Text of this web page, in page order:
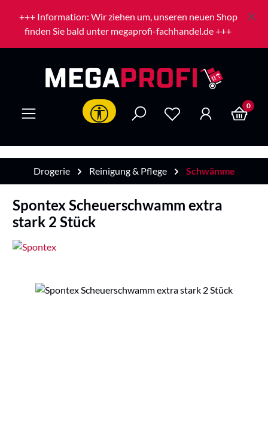
Zum Hauptinhalt springen
+++ Information: Wir ziehen um, unseren neuen Shop
finden Sie bald unter megaprofi-fachhandel.de +++
Werkzeugleiste anzeigen 0
Drogerie Reinigung & Pflege Schwämme
Spontex Scheuerschwamm extra
stark 2 Stück
Bildergalerie überspringen